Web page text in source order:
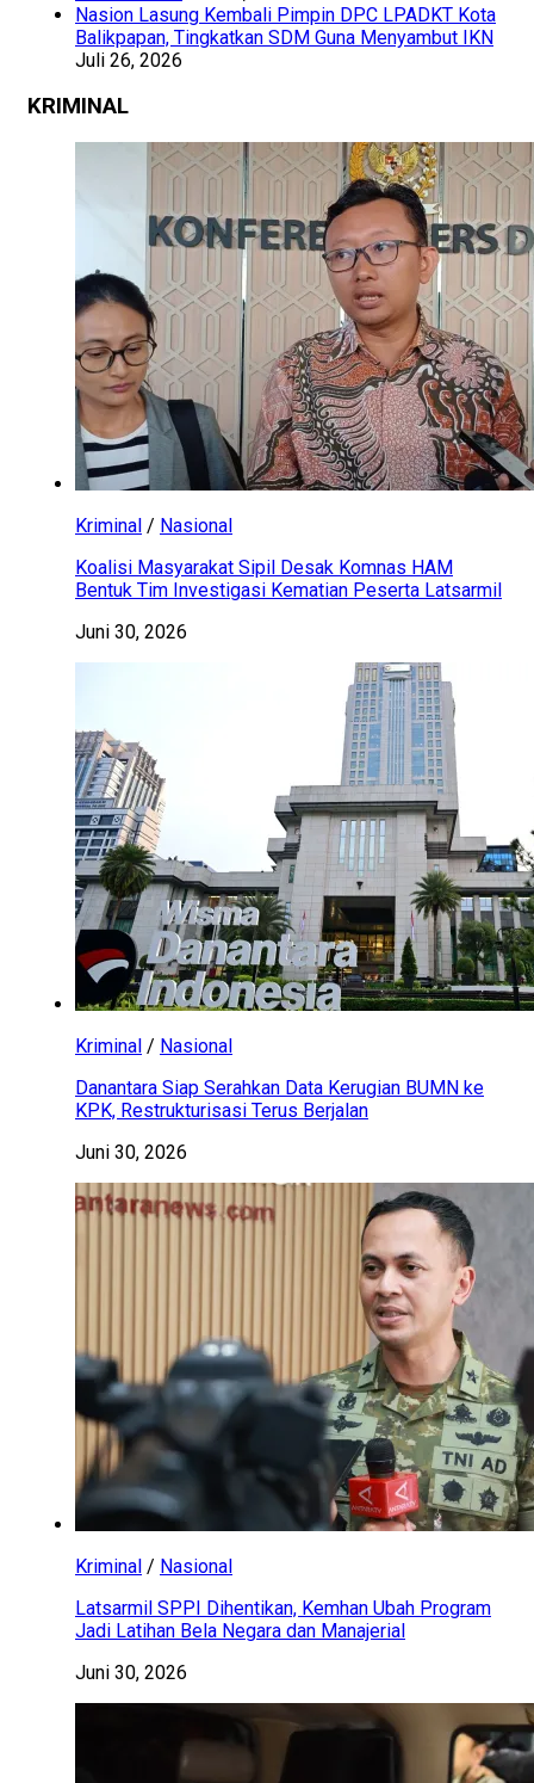
Nasion Lasung Kembali Pimpin DPC LPADKT Kota
Balikpapan, Tingkatkan SDM Guna Menyambut IKN
Juli 26, 2026
KRIMINAL
Kriminal / Nasional
Koalisi Masyarakat Sipil Desak Komnas HAM
Bentuk Tim Investigasi Kematian Peserta Latsarmil
Juni 30, 2026
Kriminal / Nasional
Danantara Siap Serahkan Data Kerugian BUMN ke
KPK, Restrukturisasi Terus Berjalan
Juni 30, 2026
Kriminal / Nasional
Latsarmil SPPI Dihentikan, Kemhan Ubah Program
Jadi Latihan Bela Negara dan Manajerial
Juni 30, 2026